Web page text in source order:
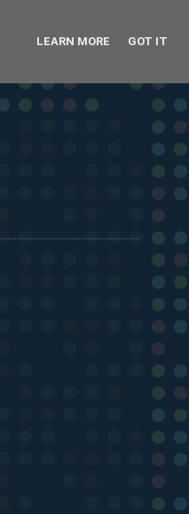
LEARN MORE GOT IT